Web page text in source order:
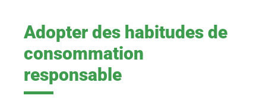
Adopter des habitudes de
consommation
responsable